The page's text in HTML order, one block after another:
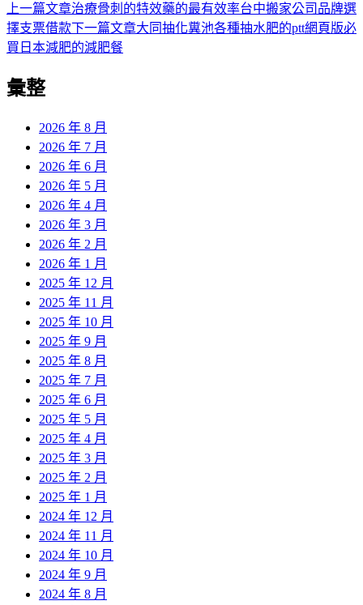
文
章
覽
上一篇文章治療骨刺的特效藥的最有效率台中搬家公司品牌選
擇支票借款下一篇文章大同抽化糞池各種抽水肥的ptt網頁版必
買日本減肥的減肥餐
彙整
2026 年 8 月
2026 年 7 月
2026 年 6 月
2026 年 5 月
2026 年 4 月
2026 年 3 月
2026 年 2 月
2026 年 1 月
2025 年 12 月
2025 年 11 月
2025 年 10 月
2025 年 9 月
2025 年 8 月
2025 年 7 月
2025 年 6 月
2025 年 5 月
2025 年 4 月
2025 年 3 月
2025 年 2 月
2025 年 1 月
2024 年 12 月
2024 年 11 月
2024 年 10 月
2024 年 9 月
2024 年 8 月